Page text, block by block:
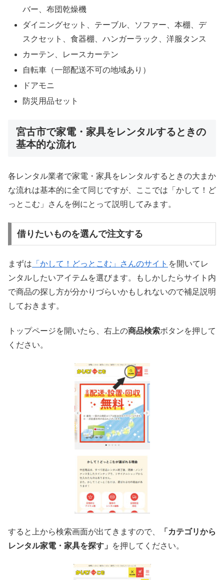
バー、布団乾燥機
ダイニングセット、テーブル、ソファー、本棚、デ
スクセット、食器棚、ハンガーラック、洋服タンス
カーテン、レースカーテン
自転車（一部配送不可の地域あり）
ドアモニ
防災用品セット
宮古市で家電・家具をレンタルするときの
基本的な流れ
各レンタル業者で家電・家具をレンタルするときの大まか
な流れは基本的に全て同じですが、ここでは「かして！ど
っとこむ」さんを例にとって説明してみます。
借りたいものを選んで注文する
まずは 「かして！どっとこむ」さんのサイト を開いてレ
ンタルしたいアイテムを選びます。もしかしたらサイト内
で商品の探し方が分かりづらいかもしれないので補足説明
しておきます。
トップページを開いたら、右上の商品検索ボタンを押して
ください。
すると上から検索画面が出てきますので、
「カテゴリから
レンタル家電・家具を探す」
を押してください。